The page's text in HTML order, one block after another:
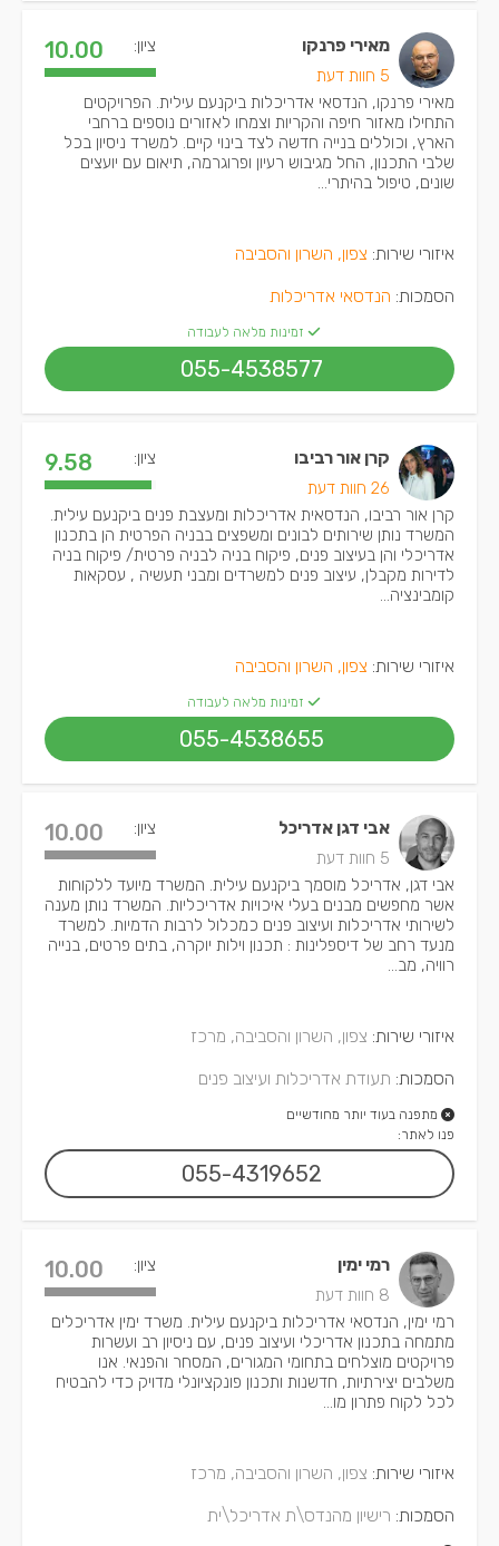
מאירי פרנקו
5 חוות דעת
ציון: 10.00
מאירי פרנקו, הנדסאי אדריכלות ביקנעם עילית. הפרויקטים
התחילו מאזור חיפה והקריות וצמחו לאזורים נוספים ברחבי
הארץ, וכוללים בנייה חדשה לצד בינוי קיים. למשרד ניסיון בכל
שלבי התכנון, החל מגיבוש רעיון ופרוגרמה, תיאום עם יועצים
שונים, טיפול בהיתרי...
איזורי שירות: צפון, השרון והסביבה
הסמכות: הנדסאי אדריכלות
זמינות מלאה לעבודה
055-4538577
קרן אור רביבו
26 חוות דעת
ציון: 9.58
קרן אור רביבו, הנדסאית אדריכלות ומעצבת פנים ביקנעם עילית.
המשרד נותן שירותים לבונים ומשפצים בבניה הפרטית הן בתכנון
אדריכלי והן בעיצוב פנים, פיקוח בניה לבניה פרטית/ פיקוח בניה
לדירות מקבלן, עיצוב פנים למשרדים ומבני תעשיה , עסקאות
קומבינציה...
איזורי שירות: צפון, השרון והסביבה
זמינות מלאה לעבודה
055-4538655
אבי דגן אדריכל
5 חוות דעת
ציון: 10.00
אבי דגן, אדריכל מוסמך ביקנעם עילית. המשרד מיועד ללקוחות
אשר מחפשים מבנים בעלי איכויות אדריכליות. המשרד נותן מענה
לשירותי אדריכלות ועיצוב פנים כמכלול לרבות הדמיות. למשרד
מנעד רחב של דיספלינות : תכנון וילות יוקרה, בתים פרטים, בנייה
רוויה, מב...
איזורי שירות: צפון, השרון והסביבה, מרכז
הסמכות: תעודת אדריכלות ועיצוב פנים
מתפנה בעוד יותר מחודשיים
פנו לאתר:
055-4319652
רמי ימין
8 חוות דעת
ציון: 10.00
רמי ימין, הנדסאי אדריכלות ביקנעם עילית. משרד ימין אדריכלים
מתמחה בתכנון אדריכלי ועיצוב פנים, עם ניסיון רב ועשרות
פרויקטים מוצלחים בתחומי המגורים, המסחר והפנאי. אנו
משלבים יצירתיות, חדשנות ותכנון פונקציונלי מדויק כדי להבטיח
לכל לקוח פתרון מו...
איזורי שירות: צפון, השרון והסביבה, מרכז
הסמכות: רישיון מהנדס\ת אדריכל\ית